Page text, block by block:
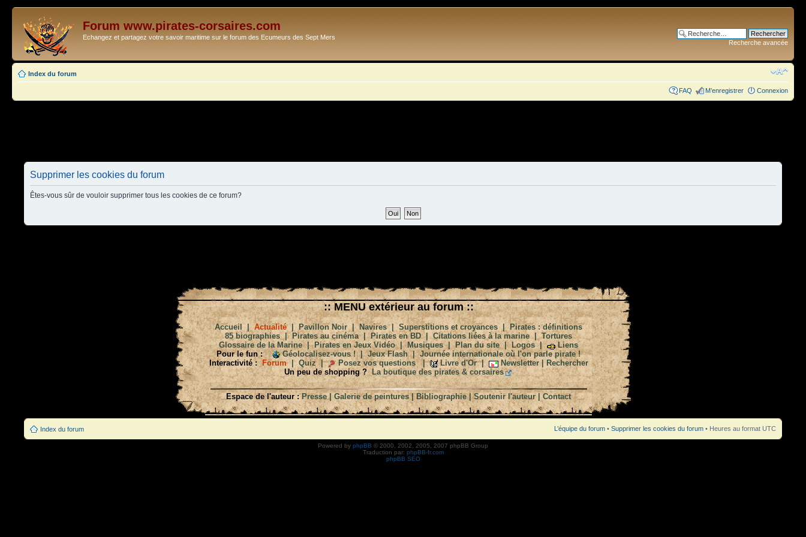
Forum www.pirates-corsaires.com
Echangez et partagez votre savoir maritime sur le forum des Ecumeurs des Sept Mers
Recherche avancée
Index du forum
FAQ M’enregistrer Connexion
Supprimer les cookies du forum
Êtes-vous sûr de vouloir supprimer tous les cookies de ce forum?
:: MENU extérieur au forum ::
Accueil |Actualité|Pavillon Noir|Navires|Superstitions et croyances|Pirates : définitions
85 biographies| Pirates au cinéma|Pirates en BD|Citations liées à la marine|Tortures
Glossaire de la Marine|Pirates en Jeux Vidéo|Musiques|Plan du site|Logos|
Liens
Pour le fun :
Géolocalisez-vous !|Jeux Flash|Journée internationale où l'on parle pirate !
Interactivité : Forum| Quiz| Posez vos questions| Livre d'Or| Newsletter| Rechercher
Un peu de shopping ?
La boutique des pirates & corsaires
Espace de l'auteur : Presse|Galerie de peintures|Bibliographie|Soutenir l'auteur|Contact
Index du forum L’équipe du forum • Supprimer les cookies du forum • Heures au format UTC
Powered by phpBB © 2000, 2002, 2005, 2007 phpBB Group
Traduction par: phpBB-fr.com
phpBB SEO